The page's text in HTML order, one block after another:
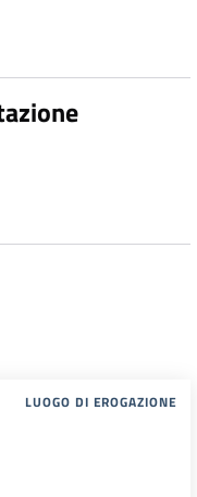
LUOGO DI EROGAZIONE